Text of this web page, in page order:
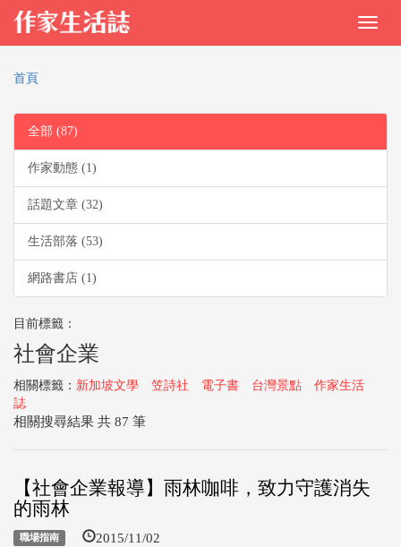
首頁
全部 (87)
作家動態 (1)
話題文章 (32)
生活部落 (53)
網路書店 (1)
目前標籤：
社會企業
相關標籤： 新加坡文學 笠詩社 電子書 台灣景點
作家生活
誌
相關搜尋結果 共 87 筆
【社會企業報導】雨林咖啡，致力守護消失
的雨林
職場指南 2015/11/02